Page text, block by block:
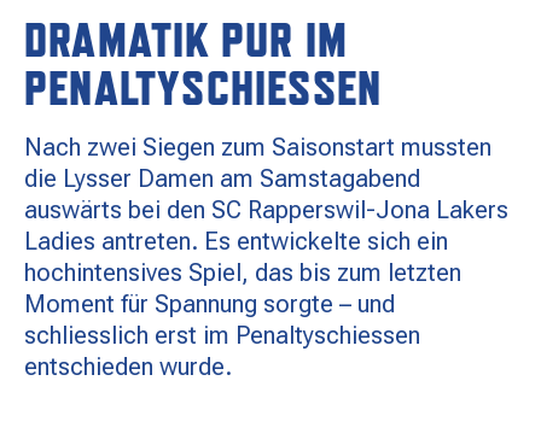
TEAM
SPIELPLAN
RESULTATE
MATCHBESUCH
AKTUELLES
DRAMATIK PUR IM
PENALTYSCHIESSEN
Nach zwei Siegen zum Saisonstart mussten
die Lysser Damen am Samstagabend
auswärts bei den SC Rapperswil-Jona Lakers
Ladies antreten. Es entwickelte sich ein
hochintensives Spiel, das bis zum letzten
Moment für Spannung sorgte – und
schliesslich erst im Penaltyschiessen
entschieden wurde.